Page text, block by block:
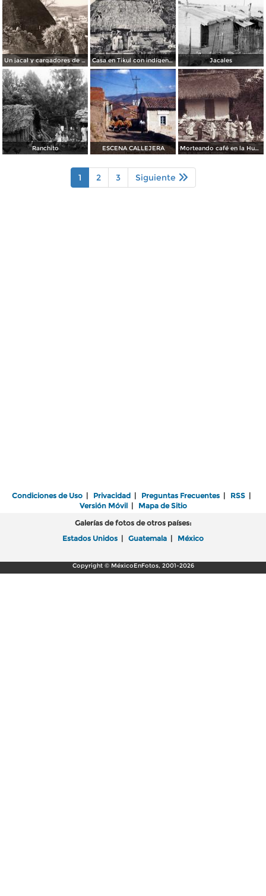
Un jacal y cargadores de leña Casa en Tikul con indígenas Jacales
Ranchito ESCENA CALLEJERA Morteando café en la Huasteca Potosina
1 2 3 Siguiente
Condiciones de Uso | Privacidad | Preguntas Frecuentes | RSS |
Versión Móvil| Mapa de Sitio
Galerías de fotos de otros países:
Estados Unidos | Guatemala | México
Copyright © MéxicoEnFotos, 2001-2026